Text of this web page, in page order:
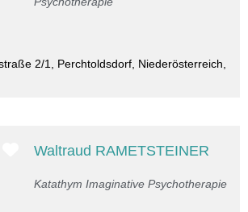
2/1, Perchtoldsdorf, Niederösterreich,
Favorit
Waltraud RAMETSTEINER
Katathym Imaginative Psychotherapie